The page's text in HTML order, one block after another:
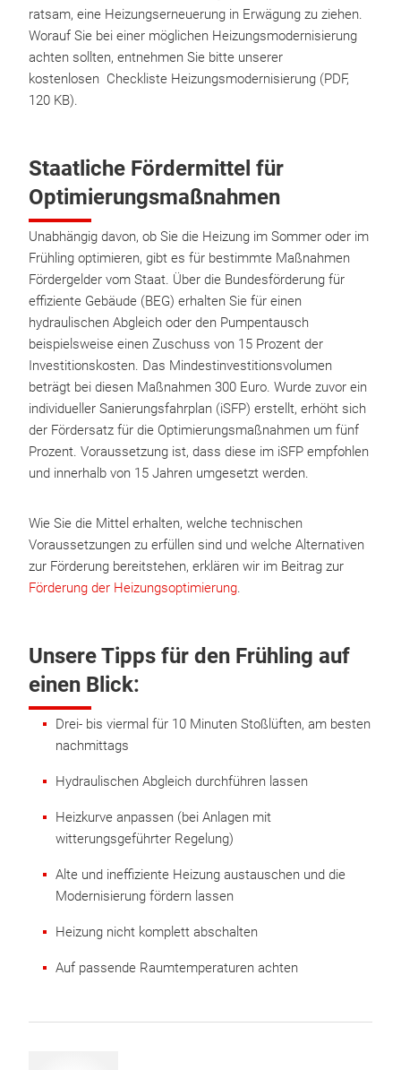
ratsam, eine Heizungserneuerung in Erwägung zu ziehen.
Worauf Sie bei einer möglichen Heizungsmodernisierung
achten sollten, entnehmen Sie bitte unserer
kostenlosen Checkliste Heizungsmodernisierung (PDF,
120 KB).
Staatliche Fördermittel für
Optimierungsmaßnahmen
Unabhängig davon, ob Sie die Heizung im Sommer oder im
Frühling optimieren, gibt es für bestimmte Maßnahmen
Fördergelder vom Staat. Über die Bundesförderung für
effiziente Gebäude (BEG) erhalten Sie für einen
hydraulischen Abgleich oder den Pumpentausch
beispielsweise einen Zuschuss von 15 Prozent der
Investitionskosten. Das Mindestinvestitionsvolumen
beträgt bei diesen Maßnahmen 300 Euro. Wurde zuvor ein
individueller Sanierungsfahrplan (iSFP) erstellt, erhöht sich
der Fördersatz für die Optimierungsmaßnahmen um fünf
Prozent. Voraussetzung ist, dass diese im iSFP empfohlen
und innerhalb von 15 Jahren umgesetzt werden.
Wie Sie die Mittel erhalten, welche technischen
Voraussetzungen zu erfüllen sind und welche Alternativen
zur Förderung bereitstehen, erklären wir im Beitrag zur
Förderung der Heizungsoptimierung.
Unsere Tipps für den Frühling auf
einen Blick:
Drei- bis viermal für 10 Minuten Stoßlüften, am besten
nachmittags
Hydraulischen Abgleich durchführen lassen
Heizkurve anpassen (bei Anlagen mit
witterungsgeführter Regelung)
Alte und ineffiziente Heizung austauschen und die
Modernisierung fördern lassen
Heizung nicht komplett abschalten
Auf passende Raumtemperaturen achten